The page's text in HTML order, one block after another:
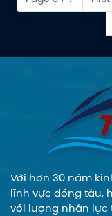
thiệt hại do va
và giá treo
Với hơn 30 năm
lĩnh vực đóng tàu,
với lượng nhân lực